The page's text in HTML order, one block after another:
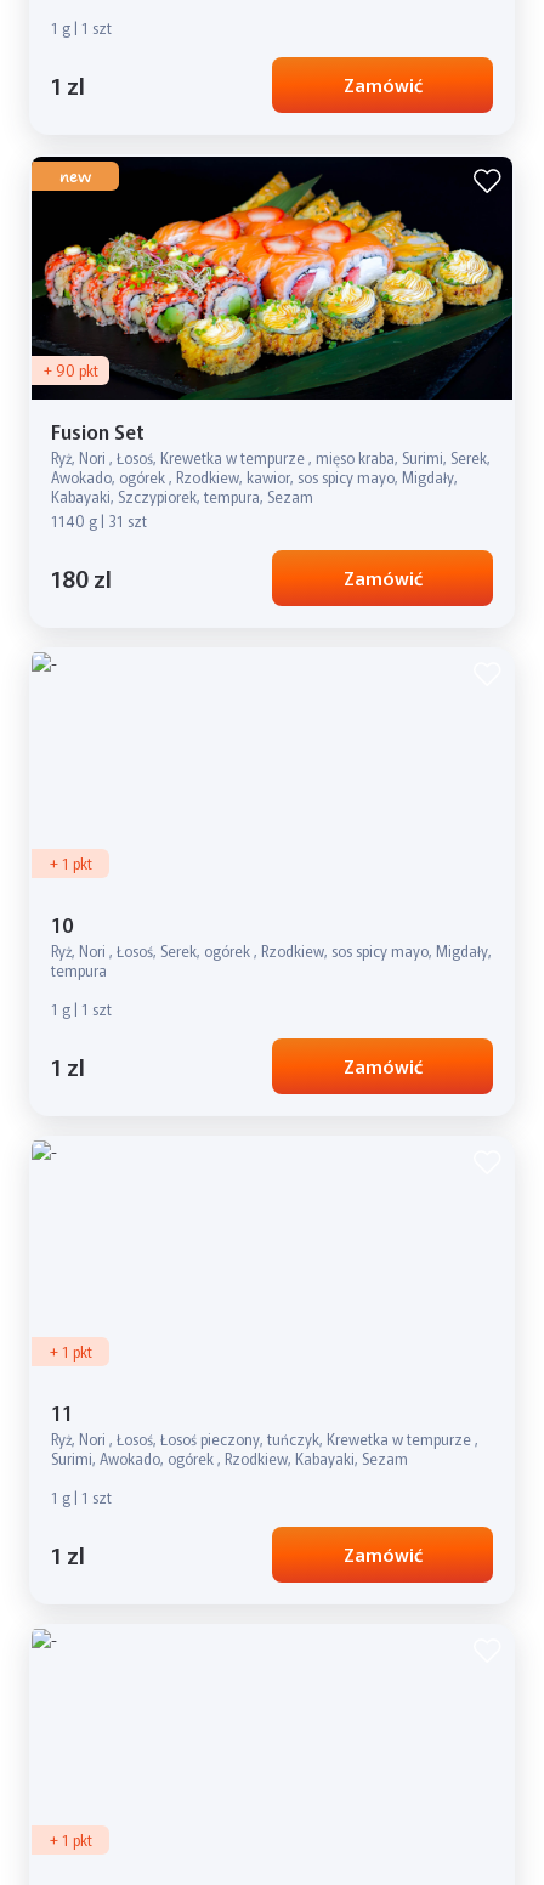
1 g | 1 szt
1 zl Zamówić
new
+ 90 pkt
Fusion Set
Ryż, Nori , Łosoś, Krewetka w tempurze , mięso kraba, Surimi, Serek,
Awokado, ogórek , Rzodkiew, kawior, sos spicy mayo, Migdały,
Kabayaki, Szczypiorek, tempura, Sezam
1140 g | 31 szt
180 zl Zamówić
+ 1 pkt
10
Ryż, Nori , Łosoś, Serek, ogórek , Rzodkiew, sos spicy mayo, Migdały,
tempura
1 g | 1 szt
1 zl Zamówić
+ 1 pkt
11
Ryż, Nori , Łosoś, Łosoś pieczony, tuńczyk, Krewetka w tempurze ,
Surimi, Awokado, ogórek , Rzodkiew, Kabayaki, Sezam
1 g | 1 szt
1 zl Zamówić
+ 1 pkt